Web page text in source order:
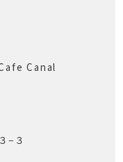
Canal
−３